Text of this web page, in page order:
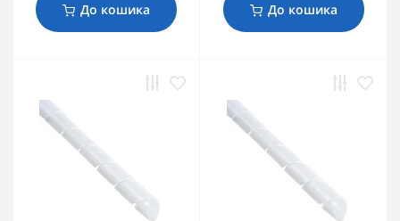
До кошика До кошика